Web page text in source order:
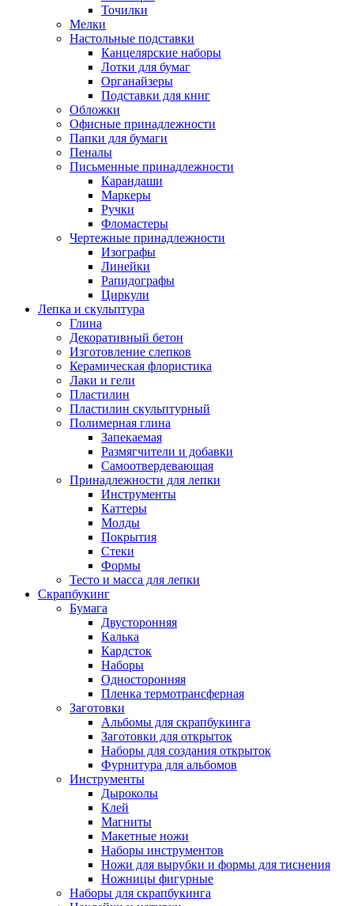
Точилки
Мелки
Настольные подставки
Канцелярские наборы
Лотки для бумаг
Органайзеры
Подставки для книг
Обложки
Офисные принадлежности
Папки для бумаги
Пеналы
Письменные принадлежности
Карандаши
Маркеры
Ручки
Фломастеры
Чертежные принадлежности
Изографы
Линейки
Рапидографы
Циркули
Лепка и скульптура
Глина
Декоративный бетон
Изготовление слепков
Керамическая флористика
Лаки и гели
Пластилин
Пластилин скульптурный
Полимерная глина
Запекаемая
Размягчители и добавки
Самоотвердевающая
Принадлежности для лепки
Инструменты
Каттеры
Молды
Покрытия
Стеки
Формы
Тесто и масса для лепки
Скрапбукинг
Бумага
Двусторонняя
Калька
Кардсток
Наборы
Односторонняя
Пленка термотрансферная
Заготовки
Альбомы для скрапбукинга
Заготовки для открыток
Наборы для создания открыток
Фурнитура для альбомов
Инструменты
Дыроколы
Клей
Магниты
Макетные ножи
Наборы инструментов
Ножи для вырубки и формы для тиснения
Ножницы фигурные
Наборы для скрапбукинга